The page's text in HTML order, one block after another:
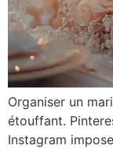
Organiser un
étouffant.
Instagram